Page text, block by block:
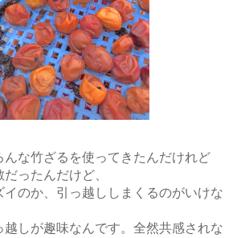
んな竹ざるを使ってきたんだけれど
ったんだけど、
イのか、引っ越ししまくるのがいけな
越しが趣味なんです。全然共感されな